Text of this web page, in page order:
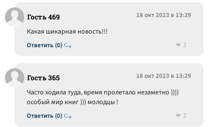
Гость 469 18 окт 2023 в 13:29
Ответить (0)
Какая шикарная новость!!!
3
Гость 365 18 окт 2023 в 13:29
Ответить (0)
Часто ходила туда, время пролетало незаметно ))))
особый мир книг ))) молодцы !
2